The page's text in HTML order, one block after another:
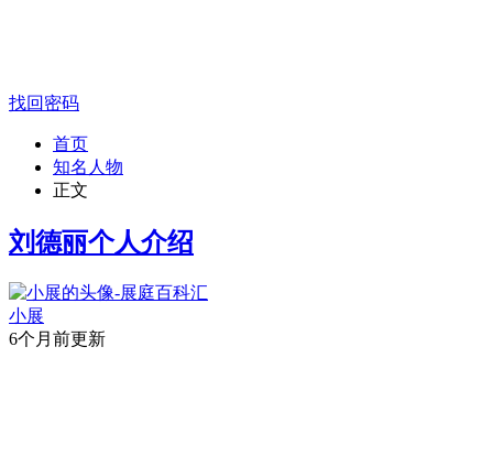
找回密码
首页
知名人物
正文
刘德丽个人介绍
小展
6个月前更新